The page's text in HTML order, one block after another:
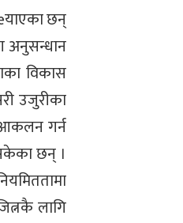
छन्
अनुसन्धान
विकास
उजुरीका
आकलन गर्न
छन् ।
लागि